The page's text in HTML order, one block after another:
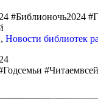
, Новости библиотек